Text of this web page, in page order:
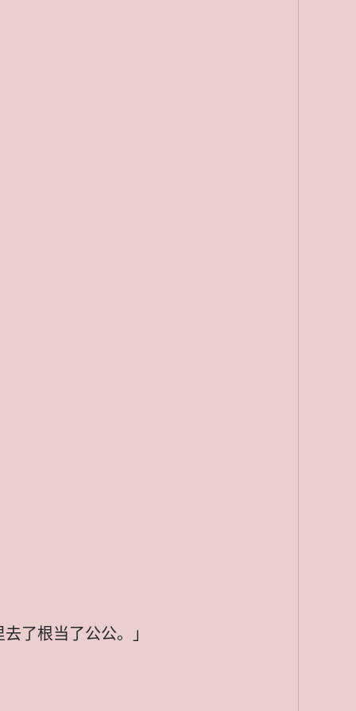
了根当了公公。」